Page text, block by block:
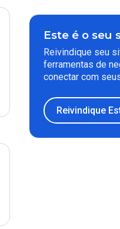
Este é o seu
Reivindique seu
ferramentas de
conectar com
Reivindique